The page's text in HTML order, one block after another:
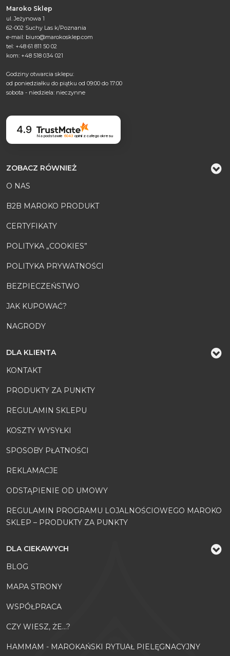
Maroko Sklep
ul. Jeżynowa 1
62-002 Suchy Las k/Poznania
e-mail: biuro@marokosklep.com
tel: +48 61 811 50 02
kom: +48 518 034 021
Godziny otwarcia sklepu:
od poniedziałku do piątku od 09:00 do 17:00
sobota - niedziela: nieczynne
4.9
Na podstawie 6043 opinii z całego okresu
ZOBACZ RÓWNIEŻ
O NAS
B2B MAROKO PRODUKT
CERTYFIKATY
POLITYKA „COOKIES”
POLITYKA PRYWATNOŚCI
BEZPIECZEŃSTWO
JAK KUPOWAĆ?
NAGRODY
DLA KLIENTA
KONTAKT
PRODUKTY ZA PUNKTY
REGULAMIN SKLEPU
KOSZTY WYSYŁKI
SPOSOBY PŁATNOŚCI
REKLAMACJE
ODSTĄPIENIE OD UMOWY
REGULAMIN PROGRAMU LOJALNOŚCIOWEGO MAROKO
SKLEP – PRODUKTY ZA PUNKTY
DLA CIEKAWYCH
BLOG
MAPA STRONY
WSPÓŁPRACA
CZY WIESZ, ŻE...?
HAMMAM - MAROKAŃSKI RYTUAŁ PIELĘGNACYJNY